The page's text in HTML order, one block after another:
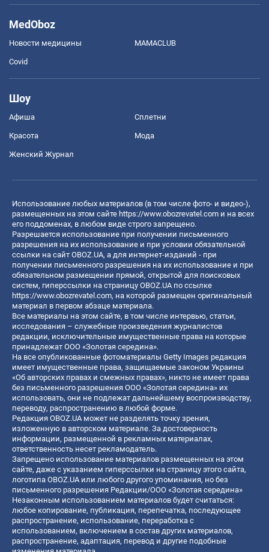
MedOboz
Новости медицины MAMACLUB
Covid
Шоу
Афиша Сплетни
Красота Мода
Женский Журнал
Использование любых материалов (в том числе фото- и видео-),
размещенных на этом сайте https://www.obozrevatel.com и на всех
его поддоменах, в любом виде строго запрещено.
Разрешается использование при получении письменного
разрешения на их использование и при условии обязательной
ссылки на сайт OBOZ.UA, а для интернет-изданий - при
получении письменного разрешения на их использование и при
обязательном размещении прямой, открытой для поисковых
систем, гиперссылки на страницу OBOZ.UA по ссылке
https://www.obozrevatel.com, на которой размещен оригинальный
материал в первом абзаце материала.
Все материалы на этом сайте, в том числе интервью, статьи,
исследования – служебные произведения журналистов
редакции, исключительные имущественные права на которые
принадлежат ООО «Золотая середина».
На все опубликованные фотоматериалы Getty Images редакция
имеет имущественные права, защищаемые законом Украины
«Об авторских правах и смежных правах», никто не имеет права
без письменного разрешения ООО «Золотая середина» их
использовать, они не подлежат дальнейшему воспроизводству,
переводу, распространению в любой форме.
Редакция OBOZ.UA может не разделять точку зрения,
изложенную в авторском материале. За достоверность
информации, размещенной в рекламных материалах,
ответственность несет рекламодатель.
Запрещено использование материалов размещенных на этом
сайте, даже с указанием гиперссылки на страницу этого сайта,
логотипа OBOZ.UA или любого другого упоминания, но без
письменного разрешения Редакции/ООО «Золотая середина»
Незаконным использованием материалов будет считаться:
любое копирование, публикация, перепечатка, последующее
распространение, использование, переработка с
использованием, включением в состав других материалов,
распространение, адаптация, перевод и другие подобные